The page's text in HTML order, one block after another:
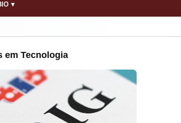
▾
em Tecnologia